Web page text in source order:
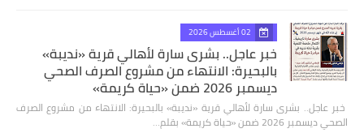
02 أغسطس 2026
خبر عاجل.. بشرى سارة لأهالي قرية «نديبة»
بالبحيرة: الانتهاء من مشروع الصرف الصحي
ديسمبر 2026 ضمن «حياة كريمة»
​ خبر عاجل.. بشرى سارة لأهالي قرية «نديبة» بالبحيرة: الانتهاء من مشروع الصرف
الصحي ديسمبر 2026 ضمن «حياة كريمة» بقلم…